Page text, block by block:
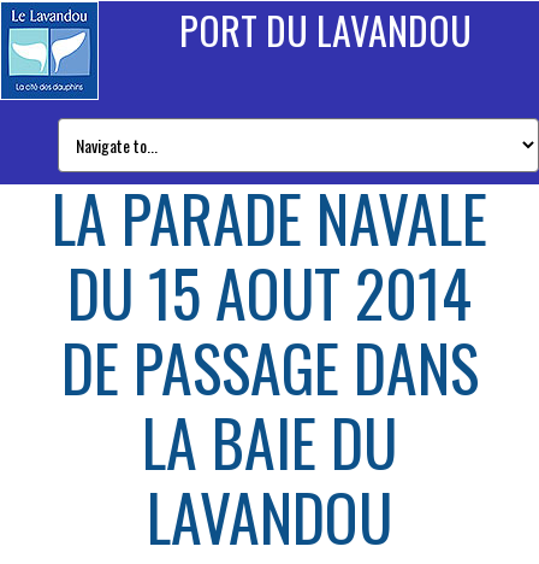
PORT DU LAVANDOU
LA PARADE NAVALE
DU 15 AOUT 2014
DE PASSAGE DANS
LA BAIE DU
LAVANDOU